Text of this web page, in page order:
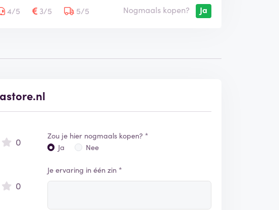
4/5 3/5 5/5 Nogmaals kopen? Ja
0
0
Zou je hier nogmaals kopen? *
Ja
Nee
Je ervaring in één zin *